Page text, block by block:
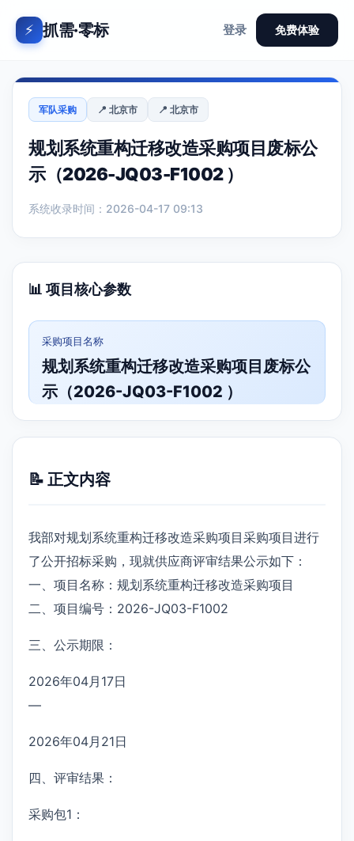
⚡ 抓需·零标 登录 免费体验
军队采购 📍 北京市 📍 北京市
规划系统重构迁移改造采购项目废标公
示（2026-JQ03-F1002 ）
系统收录时间：2026-04-17 09:13
📊 项目核心参数
采购项目名称
规划系统重构迁移改造采购项目废标公
示（2026-JQ03-F1002 ）
📝 正文内容
我部对规划系统重构迁移改造采购项目采购项目进行
了公开招标采购，现就供应商评审结果公示如下：
一、项目名称：规划系统重构迁移改造采购项目
二、项目编号：2026-JQ03-F1002
三、公示期限：
2026年04月17日
—
2026年04月21日
四、评审结果：
采购包1：